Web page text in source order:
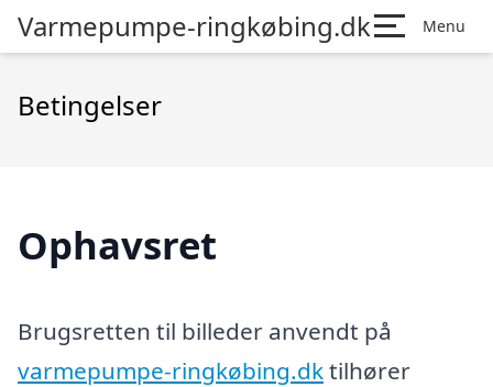
Varmepumpe-ringkøbing.dk Menu
Betingelser
Ophavsret
Brugsretten til billeder anvendt på
varmepumpe-ringkøbing.dktilhører